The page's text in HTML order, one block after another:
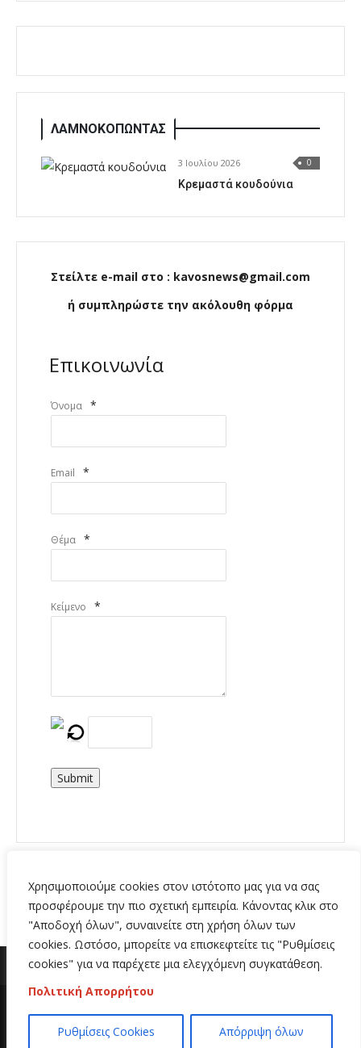
Χρησιμοποιούμε cookies στον ιστότοπο μας για να σας
προσφέρουμε την πιο σχετική εμπειρία. Κάνοντας κλικ στο
"Αποδοχή όλων", συναινείτε στη χρήση όλων των
cookies. Ωστόσο, μπορείτε να επισκεφτείτε τις "Ρυθμίσεις
cookies" για να παρέχετε μια ελεγχόμενη συγκατάθεση.
Πολιτική Απορρήτου
Ρυθμίσεις Cookies Απόρριψη όλων
ΛΑΜΝΟΚΟΠΩΝΤΑΣ
3 Ιουλίου 2026 0
Κρεμαστά κουδούνια
Στείλτε e-mail στο : kavosnews@gmail.com
ή συμπληρώστε την ακόλουθη φόρμα
Επικοινωνία
Όνομα *
Email *
Θέμα *
Κείμενο *
Submit
Copyright 2020 | All Rights Reserved | Κατασκευή
ιστοσελίδων
Hi Web